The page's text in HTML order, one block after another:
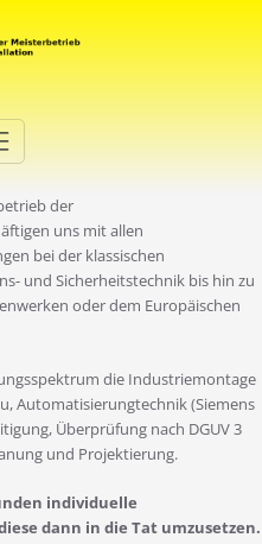
der
uns mit allen
bei der klassischen
und Sicherheitstechnik bis hin zu
oder dem Europäischen
die Industriemontage
Automatisierungtechnik (Siemens
Überprüfung nach DGUV 3
und Projektierung.
individuelle
dann in die Tat umzusetzen.